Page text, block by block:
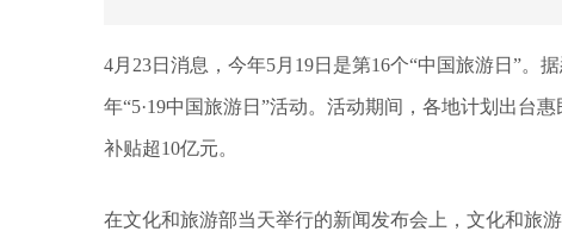
4月23日消息，今年5月19日是第16个“中国旅游日”。
年“5·19中国旅游日”活动。活动期间，各地计划出台
补贴超10亿元。
在文化和旅游部当天举行的新闻发布会上，文化和旅